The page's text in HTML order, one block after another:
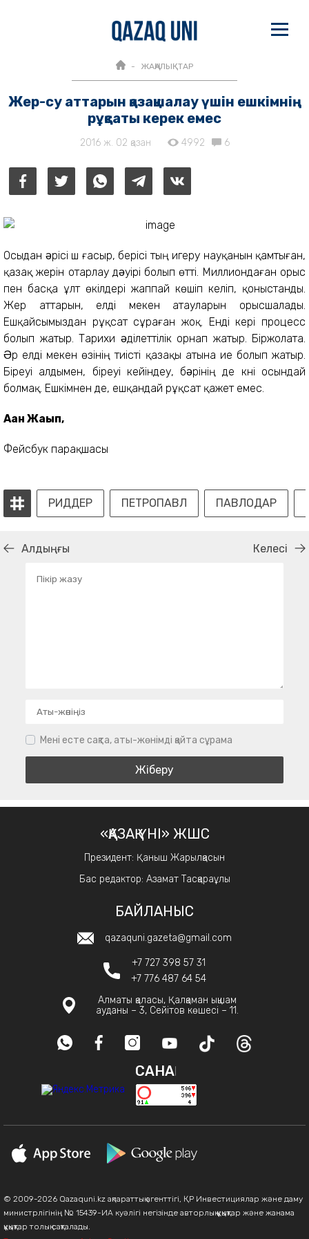
ЖАҢАЛЫҚТАР
Жер-су аттарын қазақшалау үшін ешкімнің
рұқсаты керек емес
2016 ж. 02 қазан 4992 6
Осыдан əрісі үш ғасыр, берісі тың игеру науқанын қамтыған,
қазақ жерін отарлау дəуірі болып өтті. Миллиондаған орыс
пен басқа ұлт өкілдері жаппай көшіп келіп, қоныстанды.
Жер аттарын, елді мекен атауларын орысшалады.
Ешқайсымыздан рұқсат сұраған жоқ. Енді кері процесс
болып жатыр. Тарихи əділеттілік орнап жатыр. Біржолата.
Əр елді мекен өзінің тиісті қазақы атына ие болып жатыр.
Біреуі алдымен, біреуі кейіндеу, бəрінің де күні осындай
болмақ. Ешкімнен де, ешқандай рұқсат қажет емес.
Ақан Жақып,
Фейсбук парақшасы
РИДДЕР ПЕТРОПАВЛ ПАВЛОДАР
Алдыңғы Келесі
Мені есте сақта, аты-жөнімді қайта сұрама
«ҚАЗАҚ ҮНІ» ЖШС
Президент: Қаныш Жарылқасын
Бас редактор: Азамат Тасқараұлы
БАЙЛАНЫС
qazaquni.gazeta@gmail.com
+7 727 398 57 31
+7 776 487 64 54
Алматы қаласы, Қалқаман ықшам
ауданы – 3, Сейітов көшесі – 11.
САНАҚ
© 2009-2026 Qazaquni.kz ақпараттық агенттігі, ҚР Инвестициялар және даму
министрлігінің № 15439-ИА куәлігі негізінде авторлық құқықтар және жанама
құқықтар толық сақталады.